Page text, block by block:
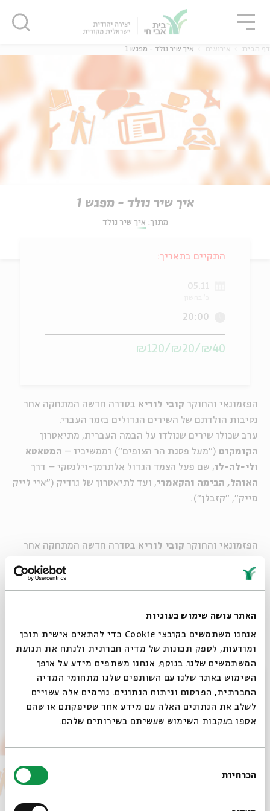
האתר עושה שימוש בעוגיות
אנחנו משתמשים בקובצי Cookie כדי להתאים אישית תוכן
ומודעות, לספק תכונות של מדיה חברתית ולנתח את תנועת
המשתמשים שלנו. בנוסף, אנחנו משתפים מידע על אופן
השימוש באתר שלנו עם השותפים שלנו מתחומי המדיה
החברתית, הפרסום וניתוח הנתונים. גורמים אלה עשויים
לשלב את הנתונים האלה עם מידע אחר שסיפקתם או שהם
אספו בעקבות השימוש שעשיתם בשירותים שלהם.
הסכמה
הכרחיות
דף הבית אירועים איך שיר נולד - מפגש 1
איך שיר נולד - מפגש 1
מתוך: איך שיר נולד
הפזמונאי והחוקר קובי לוריא בסדרה חדשה המתחקה אחר
נסיבות הולדתם של השירים הגדולים בזמר העברי.
ערב שכולו שירים שנולדו על הבמה העברית, מתיאטרון
הקומקום ("מעל פסגת הר הצופים") וממשיכיו – המטאטא
ולי-לה-לו, שם פעל הצמד הגדול אלתרמן-וילנסקי – דרך
האוהל, הבימה והקאמרי, ועד לתיאטרון של גודיק ("איי לייק
מייק", "קזבלן").
הפזמונאי והחוקר קובי לוריא בסדרה חדשה המתחקה אחר
שיתוף הוספה ליומן
מוסיקה ישראלית
התקיים בתאריך:
05.11
20:00
₪40/₪20/₪120
אירועים נוספים בסדרה
סגור
סגור